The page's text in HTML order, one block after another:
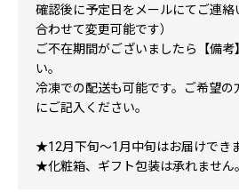
確認後に予定日をメールにてご連絡
合わせて変更可能です）
ご不在期間がございましたら【備
い。
冷凍での配送も可能です。ご希望の
にご記入ください。
★12月下旬～1月中旬はお届けでき
★化粧箱、ギフト包装は承れません。